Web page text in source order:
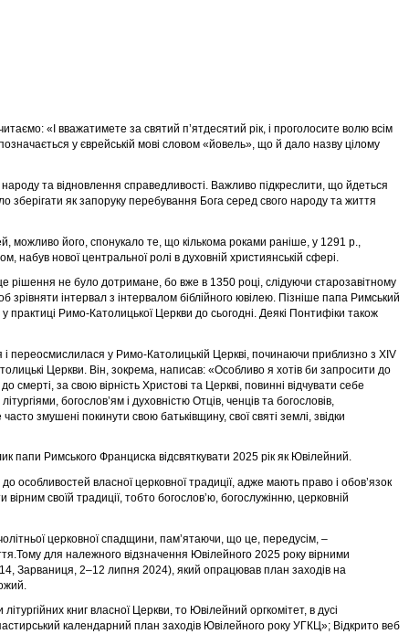
«І вважатимете за святий п’ятдесятий рік, і проголосите волю всім
у єврейській мові словом «йовель», що й дало назву цілому
та відновлення справедливості. Важливо підкреслити, що йдеться
зберігати як запоруку перебування Бога серед свого народу та життя
можливо його, спонукало те, що кількома роками раніше, у 1291 р.,
нової центральної ролі в духовній християнській сфері.
рішення не було дотримане, бо вже в 1350 році, слідуючи старозавітному
інтервал з інтервалом біблійного ювілею. Пізніше папа Римський
Римо-Католицької Церкви до сьогодні. Деякі Понтифіки також
і переосмислилася у Римо-Католицькій Церкві, починаючи приблизно з XIV
Церкви. Він, зокрема, написав: «Особливо я хотів би запросити до
за свою вірність Христові та Церкві, повинні відчувати себе
богослов’ям і духовністю Отців, ченців та богословів,
змушені покинути свою батьківщину, свої святі землі, звідки
папи Римського Франциска відсвяткувати 2025 рік як Ювілейний.
особливостей власної церковної традиції, адже мають право і обов’язок
своїй традиції, тобто богословʼю, богослужінню, церковній
церковної спадщини, памʼятаючи, що це, передусім, –
для належного відзначення Ювілейного 2025 року вірними
Зарваниця, 2–12 липня 2024), який опрацював план заходів на
книг власної Церкви, то Ювілейний оргкомітет, в дусі
календарний план заходів Ювілейного року УГКЦ»; Відкрито веб